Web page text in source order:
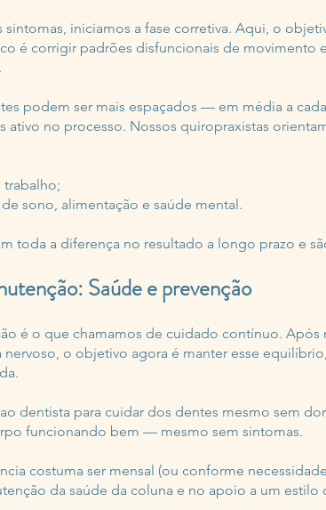
sintomas, iniciamos a fase corretiva. Aqui, o
é corrigir padrões disfuncionais de movimento
podem ser mais espaçados — em média a
ativo no processo. Nossos quiropraxistas
trabalho;
sono, alimentação e saúde mental.
toda a diferença no resultado a longo prazo e
Saúde e prevenção
é o que chamamos de cuidado contínuo.
nervoso, o objetivo agora é manter esse
dentista para cuidar dos dentes mesmo sem
funcionando bem — mesmo sem sintomas.
costuma ser mensal (ou conforme
da saúde da coluna e no apoio a um estilo